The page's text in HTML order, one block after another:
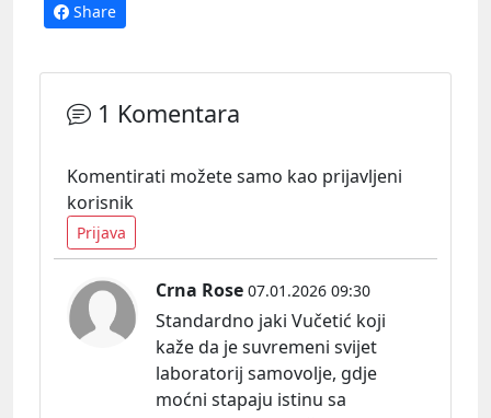
Share
1 Komentara
Komentirati možete samo kao prijavljeni
korisnik
Prijava
Crna Rose 07.01.2026 09:30
Standardno jaki Vučetić koji
kaže da je suvremeni svijet
laboratorij samovolje, gdje
moćni stapaju istinu sa